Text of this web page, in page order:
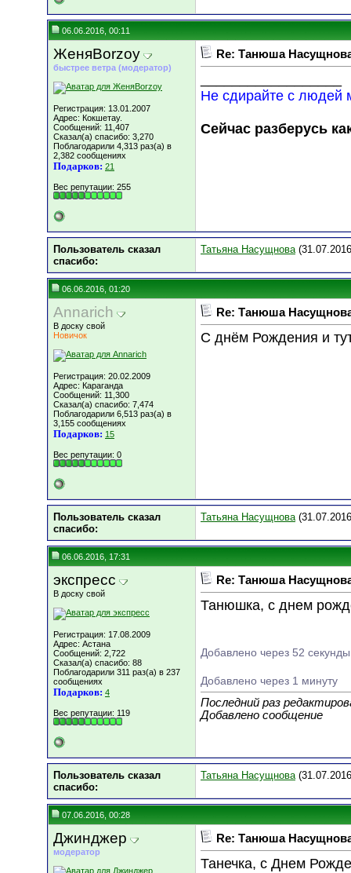
06.06.2016, 00:11
ЖеняBorzoy
быстрее ветра (модератор)
Регистрация: 13.01.2007
Адрес: Кокшетау.
Сообщений: 11,407
Сказал(а) спасибо: 3,270
Поблагодарили 4,313 раз(а) в
2,382 сообщениях
Подарков: 21
Вес репутации: 255
Re: Танюша
Не сдирайте с людей
Сейчас разберусь
Пользователь сказал
cпасибо:
Татьяна Насущнова
06.06.2016, 01:20
Annarich
В доску свой
Новичок
Регистрация: 20.02.2009
Адрес: Караганда
Сообщений: 11,300
Сказал(а) спасибо: 7,474
Поблагодарили 6,513 раз(а) в
3,155 сообщениях
Подарков: 15
Вес репутации: 0
Re: Танюша
С днём Рождения и
Пользователь сказал
cпасибо:
Татьяна Насущнова
06.06.2016, 17:31
экспресс
В доску свой
Регистрация: 17.08.2009
Адрес: Астана
Сообщений: 2,722
Сказал(а) спасибо: 88
Поблагодарили 311 раз(а) в 237
сообщениях
Подарков: 4
Вес репутации: 119
Re: Танюша
Танюшка, с днем
Добавлено через 52 секунды
Добавлено через 1 минуту
Последний раз
Добавлено сообщение
Пользователь сказал
cпасибо:
Татьяна Насущнова
07.06.2016, 00:28
Джинджер
модератор
Re: Танюша
Танечка, с Днем